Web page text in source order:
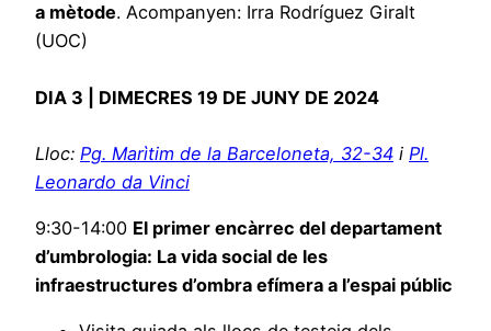
a mètode. Acompanyen: Irra Rodríguez Giralt
(UOC)
DIA 3 | DIMECRES 19 DE JUNY DE 2024
Lloc: Pg. Marìtim de la Barceloneta, 32-34 i Pl.
Leonardo da Vinci
9:30-14:00 El primer encàrrec del departament
d’umbrologia: La vida social de les
infraestructures d’ombra efímera a l’espai públic